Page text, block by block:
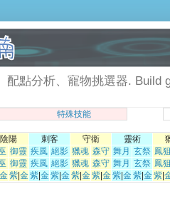
配點分析、寵物挑選器. Build
特殊技能
陰陽 刺客 守衛 靈術
御靈 疾風 絕影 獵魂 森守 舞月 玄祭 鳳狙
御靈 疾風 絕影 獵魂 森守 舞月 玄祭 鳳狙
金紫| 金紫| 金紫| 金紫| 金紫| 金紫| 金紫| 金紫|